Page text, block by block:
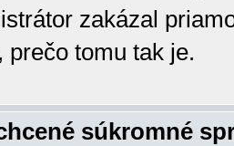
zakázal
prečo tomu tak je.
súkromné